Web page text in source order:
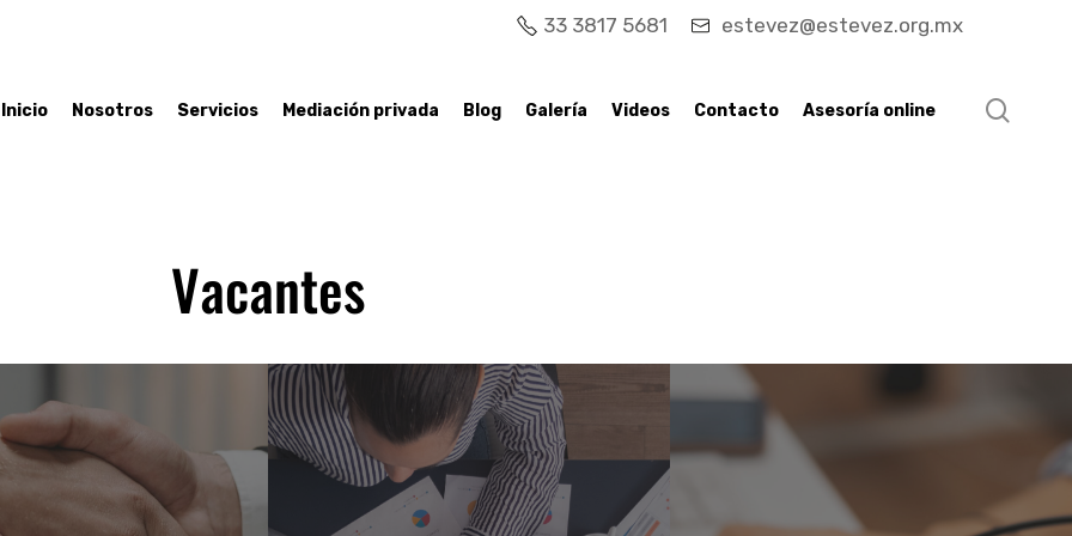
33 3817 5681 estevez@estevez.org.mx
Inicio Nosotros Servicios Mediación privada Blog Galería Videos Contacto Asesoría online
Vacantes